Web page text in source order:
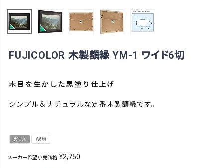
FUJICOLOR 木製額縁 YM-1 ワイド6切
木目を生かした黒塗り仕上げ
シンプル＆ナチュラルな定番木製額縁です。
ガラス W6切
メーカー希望小売価格 ¥2,750